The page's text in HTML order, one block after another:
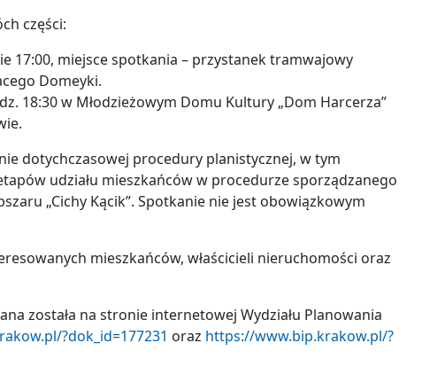
części:
17:00, miejsce spotkania – przystanek tramwajowy
Domeyki.
18:30 w Młodzieżowym Domu Kultury „Dom Harcerza”
dotychczasowej procedury planistycznej, w tym
udziału mieszkańców w procedurze sporządzanego
„Cichy Kącik”. Spotkanie nie jest obowiązkowym
mieszkańców, właścicieli nieruchomości oraz
została na stronie internetowej Wydziału Planowania
?dok_id=177231 oraz https://www.bip.krakow.pl/?